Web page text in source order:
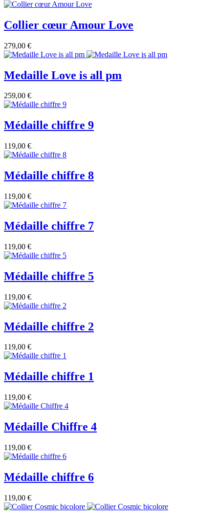
Collier cœur Amour Love
279,00 €
Medaille Love is all pm
259,00 €
Médaille chiffre 9
119,00 €
Médaille chiffre 8
119,00 €
Médaille chiffre 7
119,00 €
Médaille chiffre 5
119,00 €
Médaille chiffre 2
119,00 €
Médaille chiffre 1
119,00 €
Médaille Chiffre 4
119,00 €
Médaille chiffre 6
119,00 €